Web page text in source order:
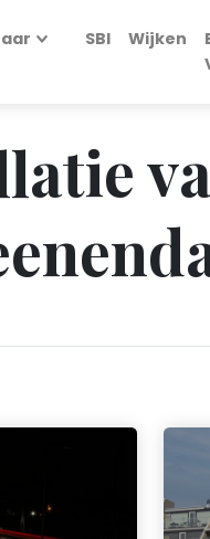
SBI Wijken